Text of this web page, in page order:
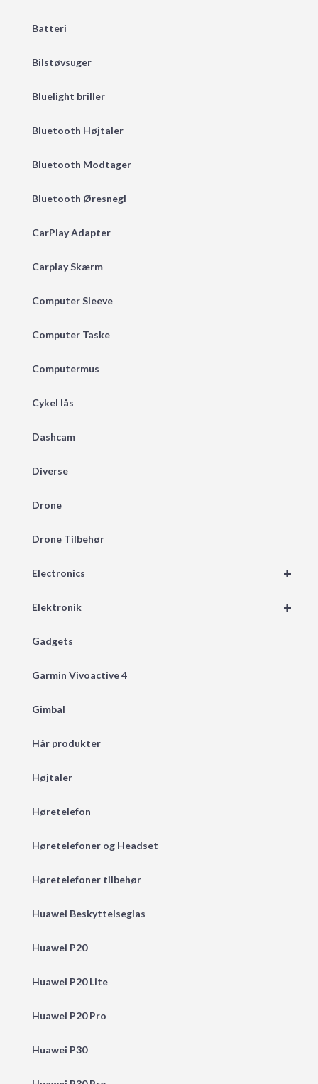
Batteri
Bilstøvsuger
Bluelight briller
Bluetooth Højtaler
Bluetooth Modtager
Bluetooth Øresnegl
CarPlay Adapter
Carplay Skærm
Computer Sleeve
Computer Taske
Computermus
Cykel lås
Dashcam
Diverse
Drone
Drone Tilbehør
+
Electronics
+
Elektronik
Gadgets
Garmin Vivoactive 4
Gimbal
Hår produkter
Højtaler
Høretelefon
Høretelefoner og Headset
Høretelefoner tilbehør
Huawei Beskyttelseglas
Huawei P20
Huawei P20 Lite
Huawei P20 Pro
Huawei P30